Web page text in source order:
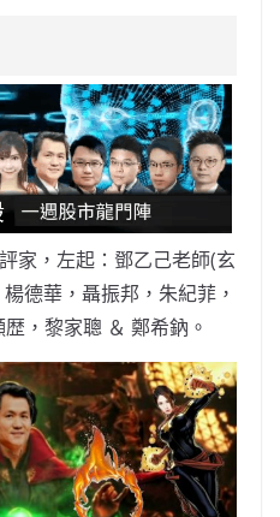
h
at
er l y
Li
n
k
家，左起：鄧乙己老師(玄
德華，聶振邦，朱紀菲，
，黎家聰 ＆ 鄭希鈉。